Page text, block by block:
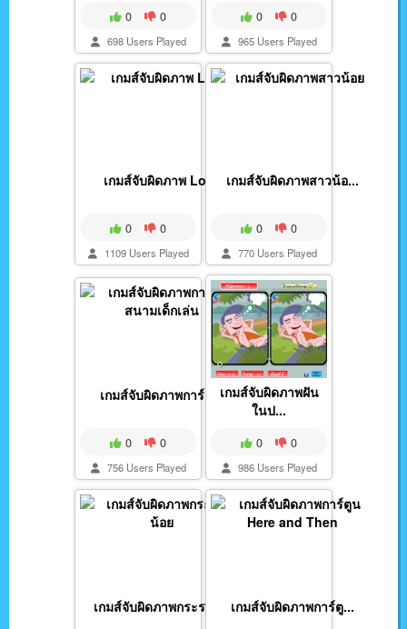
0 0
698 Users Played
0 0
965 Users Played
เกมส์จับผิดภาพ Love
0 0
1109 Users Played
เกมส์จับผิดภาพสาวน้อ...
0 0
770 Users Played
เกมส์จับผิดภาพการ์ตู...
0 0
756 Users Played
เกมส์จับผิดภาพฝัน
ในป...
0 0
986 Users Played
เกมส์จับผิดภาพกระรอก... เกมส์จับผิดภาพการ์ตู...